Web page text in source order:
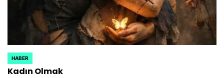
POSTED
IN
HABER
Kadın Olmak